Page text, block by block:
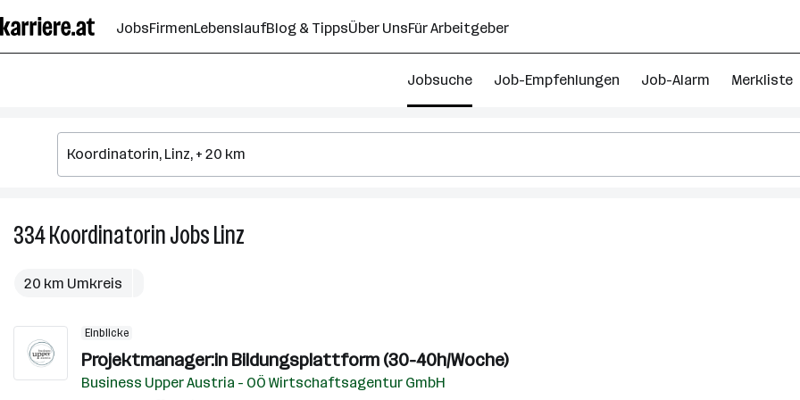
Seiteninhalt
springen
JobsFirmenLebenslaufBlog & TippsÜber UnsFür Arbeitgeber
Jobsuche Job-Empfehlungen Job-Alarm Merkliste
334KoordinatorinJobsLinz
20 km Umkreis
Einblicke
Projektmanager:in Bildungsplattform (30-40h/Woche)
Business Upper Austria - OÖ Wirtschaftsagentur GmbH